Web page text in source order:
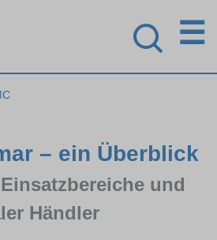
☰
– ein Überblick
und
Händler